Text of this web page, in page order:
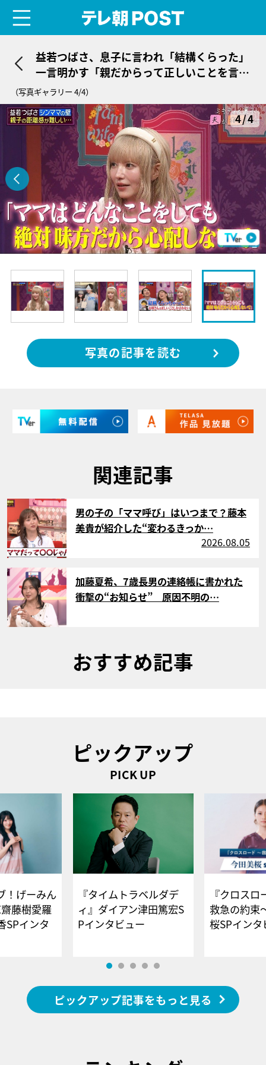
益若つばさ、息子に言われ「結構くらった」
一言明かす「親だからって正しいことを言い
過ぎてた」
（写真ギャラリー 4/4）
4/4
写真の記事を読む
関連記事
サムネイル
男の子の「ママ呼び」はいつまで？藤本
美貴が紹介した“変わるきっか…
2026.08.05
サムネイル
加藤夏希、7歳長男の連絡帳に書かれた
衝撃の“お知らせ” 原因不明の…
おすすめ記事
ピックアップ
PICK UP
！げーみん
藤樹愛羅
SPインタ
『タイムトラベルダデ
ィ』ダイアン津田篤宏S
Pインタビュー
『クロス
救急の約束
桜SPイ
ピックアップ記事をもっと見る